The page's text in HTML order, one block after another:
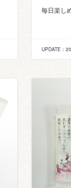
毎日楽し
UPDATE：